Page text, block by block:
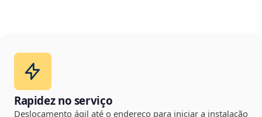
Rapidez no serviço
Deslocamento ágil até o endereço para iniciar a instalação